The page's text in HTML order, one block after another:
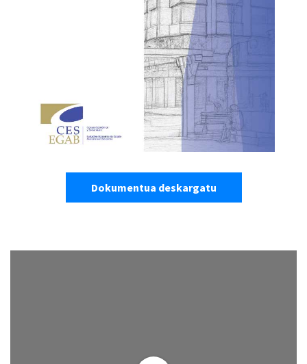
Dokumentua deskargatu